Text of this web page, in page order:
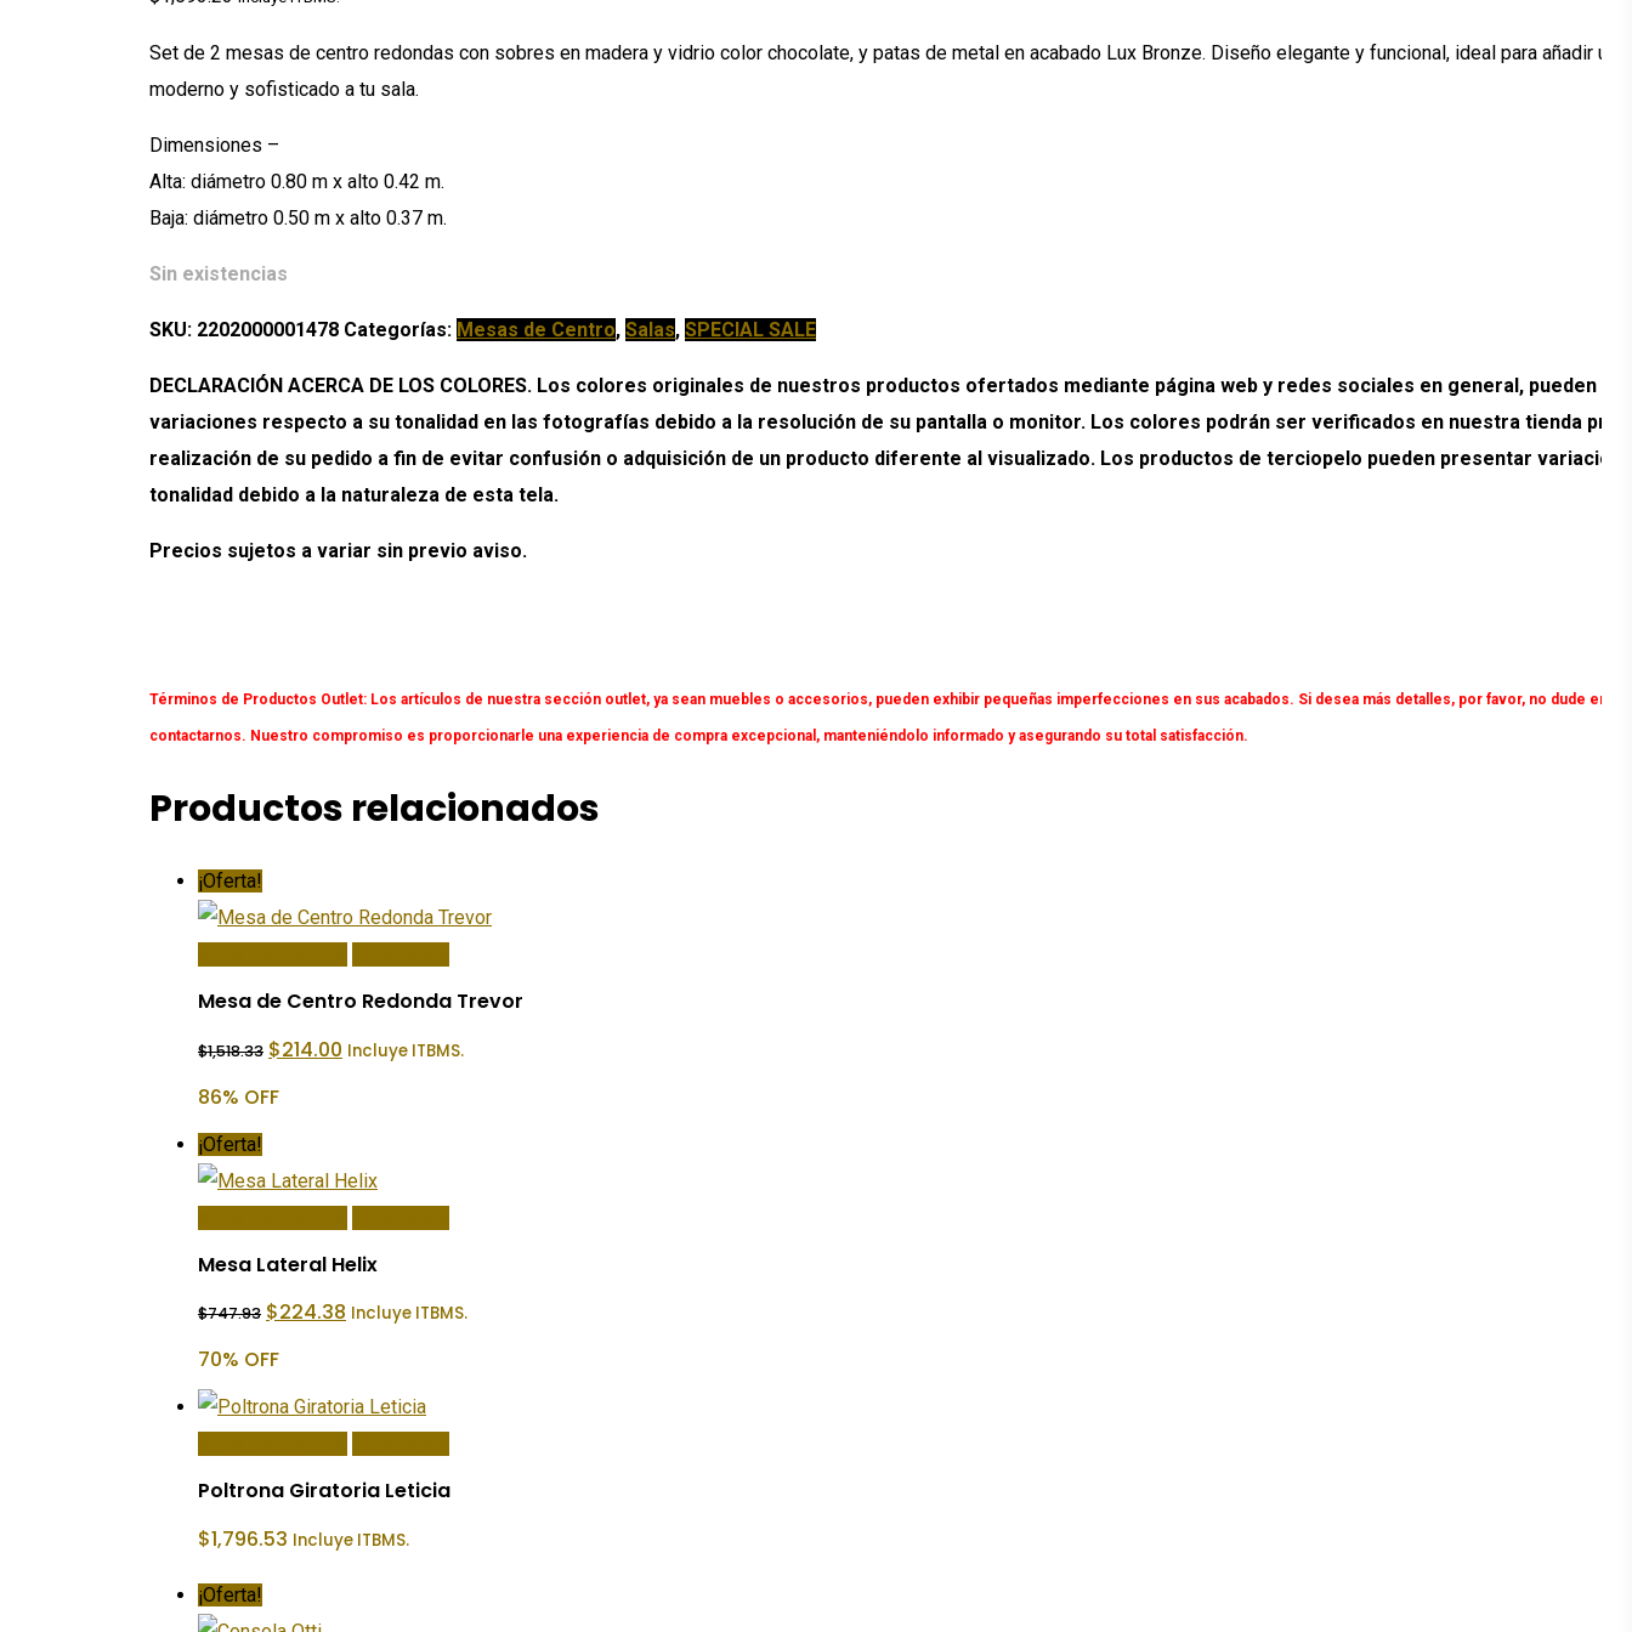
Set de 2 mesas de centro redondas con sobres en madera y vidrio color chocolate, y patas de metal en acabado Lux Bronze. Diseño elegante y funcional, ideal para añadir un
moderno y sofisticado a tu sala.
Dimensiones –
Alta: diámetro 0.80 m x alto 0.42 m.
Baja: diámetro 0.50 m x alto 0.37 m.
Sin existencias
SKU: 2202000001478 Categorías: Mesas de Centro, Salas, SPECIAL SALE
DECLARACIÓN ACERCA DE LOS COLORES. Los colores originales de nuestros productos ofertados mediante página web y redes sociales en general, pueden
variaciones respecto a su tonalidad en las fotografías debido a la resolución de su pantalla o monitor. Los colores podrán ser verificados en nuestra tienda
realización de su pedido a fin de evitar confusión o adquisición de un producto diferente al visualizado. Los productos de terciopelo pueden presentar
tonalidad debido a la naturaleza de esta tela.
Precios sujetos a variar sin previo aviso.
Términos de Productos Outlet: Los artículos de nuestra sección outlet, ya sean muebles o accesorios, pueden exhibir pequeñas imperfecciones en sus acabados. Si desea más detalles, por favor, no dude en
contactarnos. Nuestro compromiso es proporcionarle una experiencia de compra excepcional, manteniéndolo informado y asegurando su total satisfacción.
Productos relacionados
¡Oferta!
Mesa de Centro Redonda Trevor
$1,518.33 El
precio
era:
$214.00 El
precio
Incluye ITBMS.
86% OFF
¡Oferta!
Mesa Lateral Helix
$747.93 El
precio
era:
$224.38 El
precio
Incluye ITBMS.
70% OFF
Poltrona Giratoria Leticia
$1,796.53 Incluye ITBMS.
¡Oferta!